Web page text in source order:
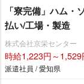
「寮完備」ハム・
払い/工場・製造
株式会社京栄センター
時給1,223円～1,529
派遣社員 / 愛知県